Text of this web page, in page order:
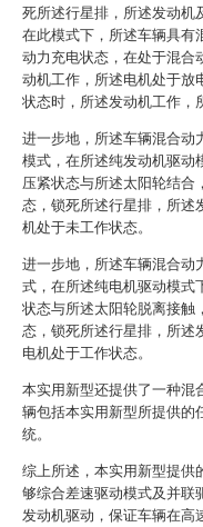
死所述行星排，所述发动机
在此模式下，所述车辆具有
动力充电状态，在处于混合
动机工作，所述电机处于放
状态时，所述发动机工作，
进一步地，所述车辆混合动
模式，在所述纯发动机驱动
压紧状态与所述太阳轮结合
态，锁死所述行星排，所述
机处于未工作状态。
进一步地，所述车辆混合动
式，在所述纯电机驱动模式
状态与所述太阳轮脱离接触
态，锁死所述行星排，所述
电机处于工作状态。
本实用新型还提供了一种混
辆包括本实用新型所提供的
统。
综上所述，本实用新型提供
够综合差速驱动模式及并联
发动机驱动，保证车辆在高